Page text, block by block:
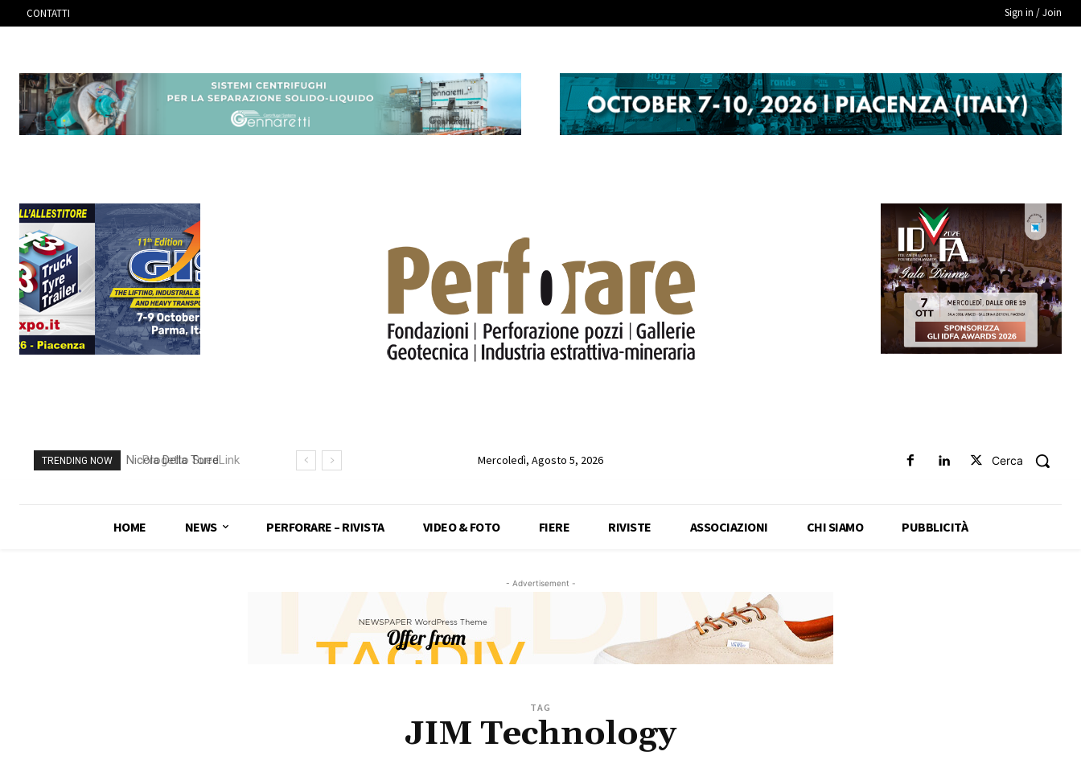
CONTATTI Sign in / Join
TRENDING NOW
Nicola Della Torre
Fondamenta
Progetto SuedLink
con TBM del
Mercoledì, Agosto 5, 2026 Cerca
HOME NEWS PERFORARE – RIVISTA VIDEO & FOTO FIERE RIVISTE ASSOCIAZIONI CHI SIAMO PUBBLICITÀ
- Advertisement -
TAG
JIM Technology